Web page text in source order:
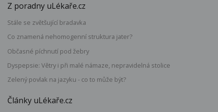
Z poradny uLékaře.cz
Stále se zvětšující bradavka
Co znamená nehomogenní struktura jater?
Občasné píchnutí pod žebry
Dyspepsie: Větry i při malé námaze, nepravidelná stolice
Zelený povlak na jazyku - co to může být?
Články uLékaře.cz